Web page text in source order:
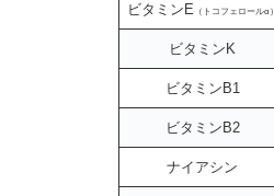
ビタミンE （トコフェロールα）
ビタミンK
ビタミンB1
ビタミンB2
ナイアシン